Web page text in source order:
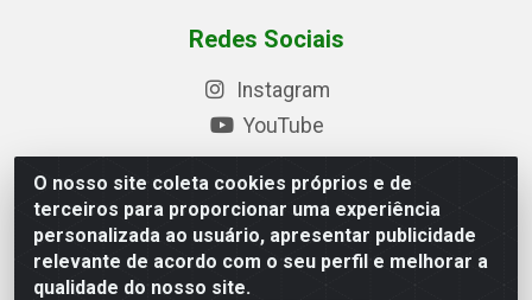
O nosso site coleta cookies próprios e de
terceiros para proporcionar uma experiência
personalizada ao usuário, apresentar publicidade
relevante de acordo com o seu perfil e melhorar a
qualidade do nosso site.
Redes Sociais
Instagram
YouTube
Formas de Pagamento
Baixe nosso APP